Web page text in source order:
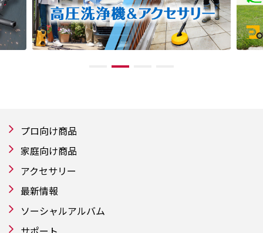
プロ向け商品
家庭向け商品
アクセサリー
最新情報
ソーシャルアルバム